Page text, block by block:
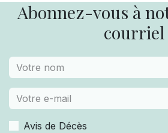
Abonnez-vous à
courriel
Avis de Décès